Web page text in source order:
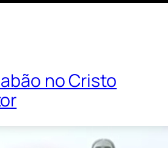
no Cristo